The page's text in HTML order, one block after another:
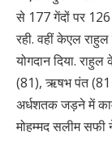
से 177 गेंदों पर
रही. वहीं केएल
योगदान दिया.
(81), ऋषभ पंत (81
अर्धशतक जड़ने में
मोहम्मद सलीम